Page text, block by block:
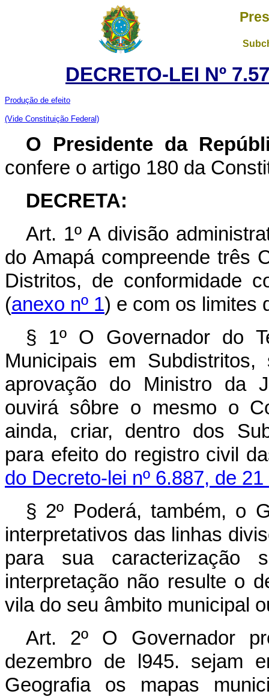
DECRETO-LEI Nº
Produção de efeito
(Vide Constituição Federal)
O Presidente da
confere o artigo 180 da
DECRETA:
Art. 1º A divisão
do Amapá compreende três
Distritos, de conformidade
(anexo nº 1) e com os limites
§ 1º O Governador do
Municipais em
aprovação do Ministro da
ouvirá sôbre o mesmo o
ainda, criar, dentro dos
para efeito do registro civil
do Decreto-lei nº 6.887, de
§ 2º Poderá, também, o
interpretativos das linhas
para sua
interpretação não resulte o
vila do seu âmbito municipal
Art. 2º O Governador
dezembro de l945. sejam
Geografia os mapas